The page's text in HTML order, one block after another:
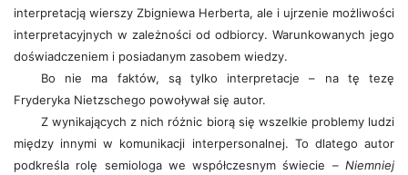
interpretacją wierszy Zbigniewa Herberta, ale i ujrzenie możliwości
interpretacyjnych w zależności od odbiorcy. Warunkowanych jego
doświadczeniem i posiadanym zasobem wiedzy.
Bo nie ma faktów, są tylko interpretacje – na tę tezę
Fryderyka Nietzschego powoływał się autor.
Z wynikających z nich różnic biorą się wszelkie problemy ludzi
między innymi w komunikacji interpersonalnej. To dlatego autor
podkreśla rolę semiologa we współczesnym świecie – Niemniej